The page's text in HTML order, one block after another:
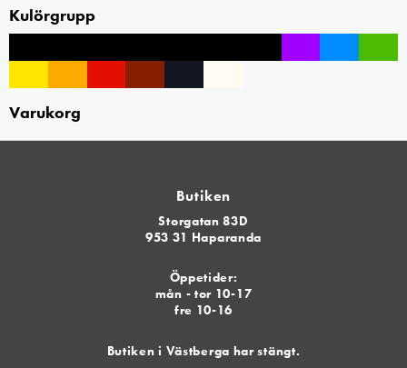
Kulörgrupp
Varukorg
Butiken
Storgatan 83D
953 31 Haparanda
Öppetider:
mån - tor 10-17
fre 10-16
Butiken i Västberga har stängt.